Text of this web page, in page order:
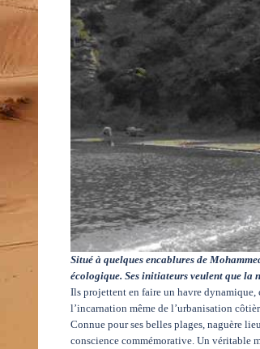
Situé à quelques encablures de
écologique. Ses initiateurs veulent que la
Ils projettent en faire un havre
l’incarnation même de l’urbanisation
Connue pour ses belles plages, naguère
conscience commémorative. Un véritable